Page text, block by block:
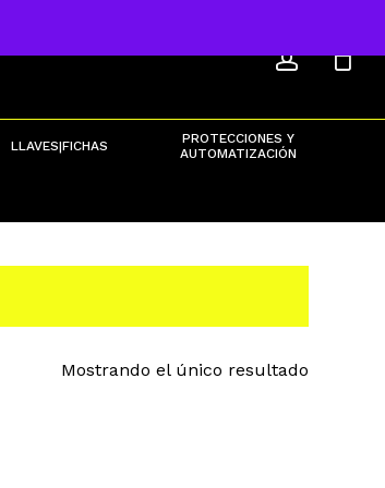
LLAVES|FICHAS
PROTECCIONES Y
AUTOMATIZACIÓN
Cart
Mostrando el único resultado